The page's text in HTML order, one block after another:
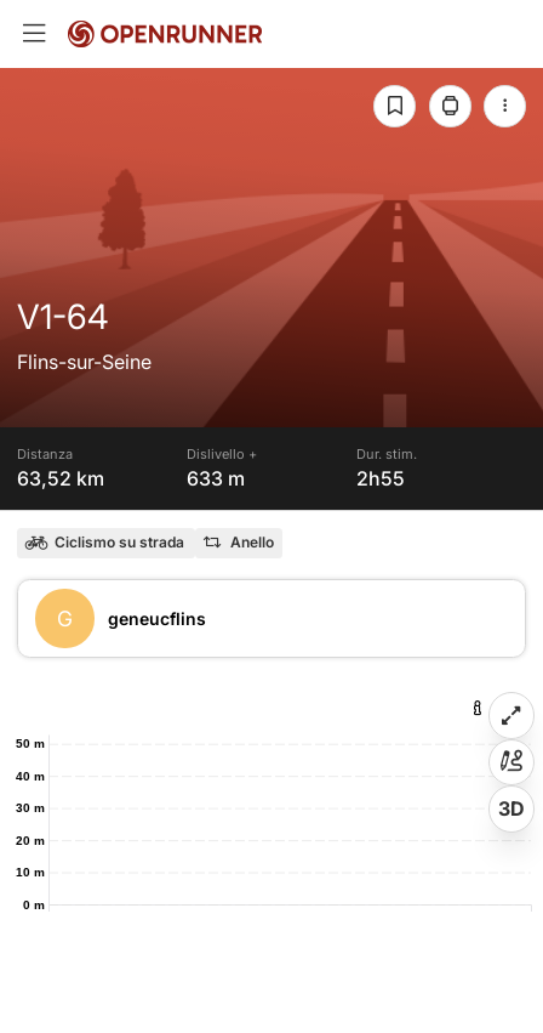
V1-64
Flins-sur-Seine
Distanza
63,52 km
Dislivello +
633 m
Dur. stim.
2h55
Ciclismo su strada Anello
G geneucflins
0 m
10 m
20 m
30 m
40 m
50 m
3D